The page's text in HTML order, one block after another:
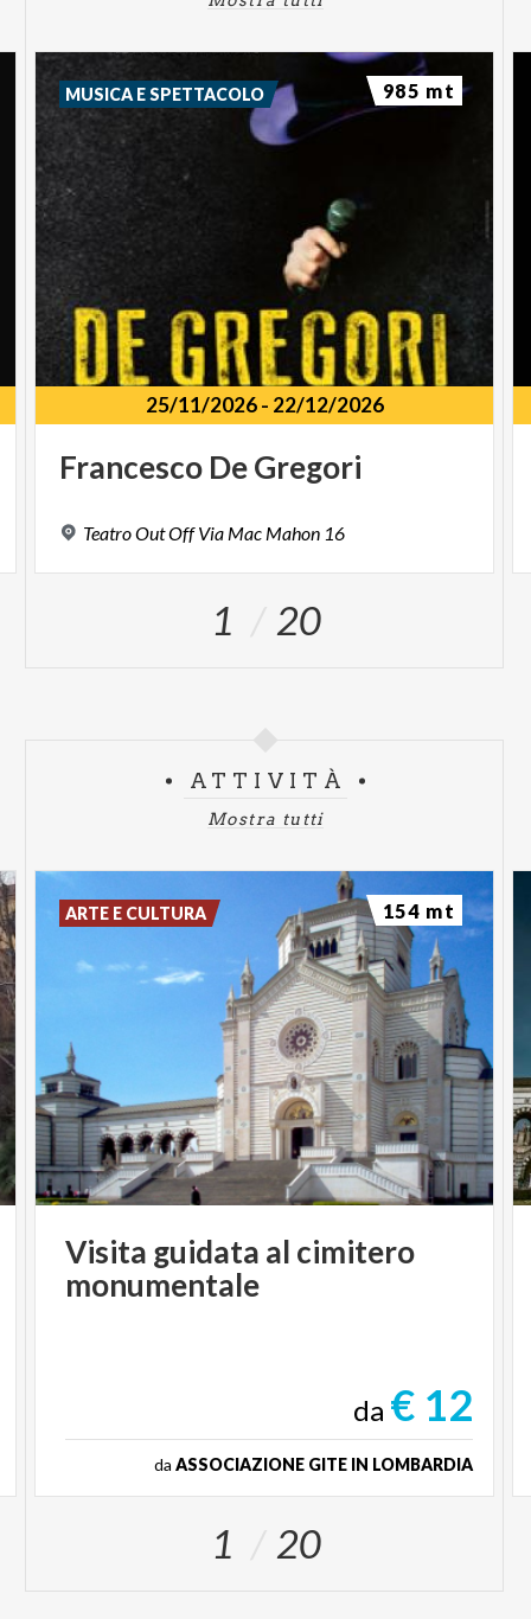
25/11/2026- 22/12/2026
Francesco DeGregori
TeatroOutOff Via Mac Mahon 16
MUSICA E SPETTACOLO 985 mt
1 20
ATTIVITÀ
Mostra tutti
Visita guidata al cimitero
monumentale
da € 12
da ASSOCIAZIONE GITE IN LOMBARDIA
ARTE E CULTURA 154 mt
1 20